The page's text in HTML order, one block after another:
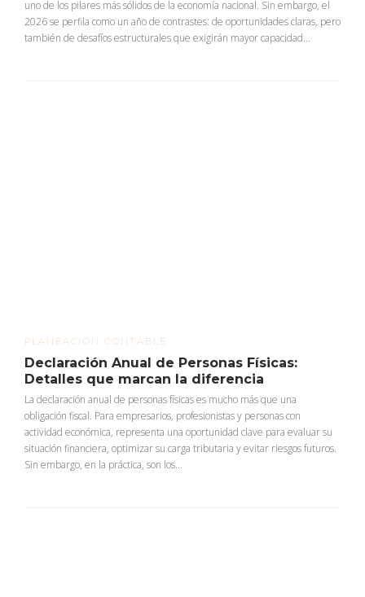
uno de los pilares más sólidos de la economía nacional. Sin embargo, el
2026 se perfila como un año de contrastes: de oportunidades claras, pero
también de desafíos estructurales que exigirán mayor capacidad...
PLANEACIÓN CONTABLE
Declaración Anual de Personas Físicas:
Detalles que marcan la diferencia
La declaración anual de personas físicas es mucho más que una
obligación fiscal. Para empresarios, profesionistas y personas con
actividad económica, representa una oportunidad clave para evaluar su
situación financiera, optimizar su carga tributaria y evitar riesgos futuros.
Sin embargo, en la práctica, son los...